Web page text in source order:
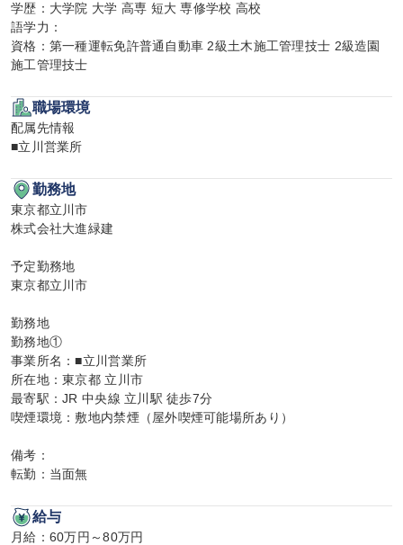
学歴：大学院 大学 高専 短大 専修学校 高校
語学力：
資格：第一種運転免許普通自動車 2級土木施工管理技士 2級造園
施工管理技士
職場環境
配属先情報
■立川営業所
勤務地
東京都立川市
株式会社大進緑建
予定勤務地
東京都立川市
勤務地
勤務地①
事業所名：■立川営業所
所在地：東京都 立川市
最寄駅：JR 中央線 立川駅 徒歩7分
喫煙環境：敷地内禁煙（屋外喫煙可能場所あり）
備考：
転勤：当面無
給与
月給：60万円～80万円